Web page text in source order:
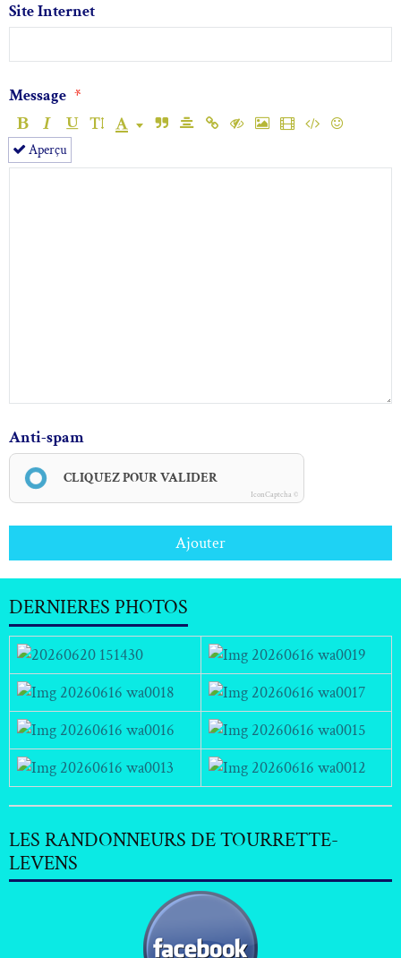
Site Internet
Message
Aperçu
Anti-spam
CLIQUEZ POUR VALIDER
IconCaptcha ©
Ajouter
DERNIERES PHOTOS
LES RANDONNEURS DE TOURRETTE-
LEVENS